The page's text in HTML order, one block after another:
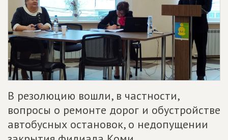
В резолюцию вошли, в частности,
вопросы о ремонте дорог и обустройстве
автобусных остановок, о недопущении